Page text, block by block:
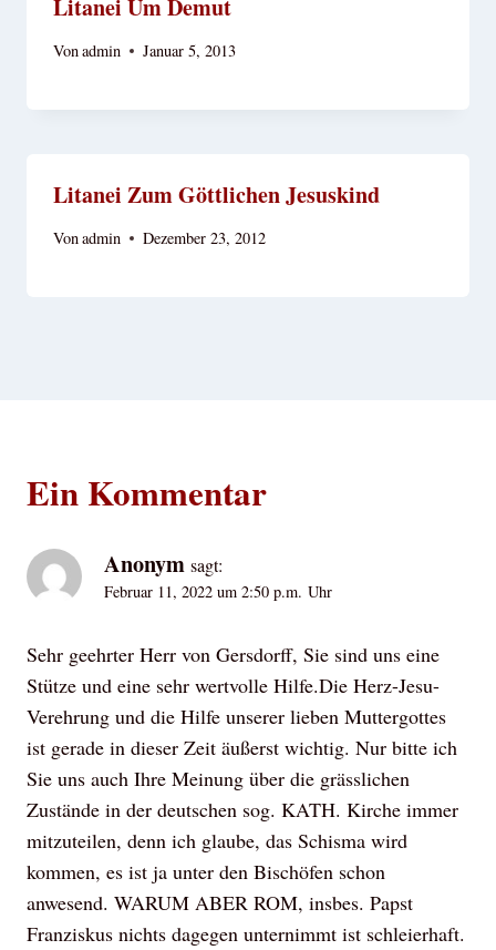
Litanei Um Demut
Vonadmin Januar 5, 2013
Litanei Zum Göttlichen Jesuskind
Vonadmin Dezember 23, 2012
Ein Kommentar
Anonym sagt:
Februar 11, 2022 um 2:50 p.m. Uhr
Sehr geehrter Herr von Gersdorff, Sie sind uns eine
Stütze und eine sehr wertvolle Hilfe.Die Herz-Jesu-
Verehrung und die Hilfe unserer lieben Muttergottes
ist gerade in dieser Zeit äußerst wichtig. Nur bitte ich
Sie uns auch Ihre Meinung über die grässlichen
Zustände in der deutschen sog. KATH. Kirche immer
mitzuteilen, denn ich glaube, das Schisma wird
kommen, es ist ja unter den Bischöfen schon
anwesend. WARUM ABER ROM, insbes. Papst
Franziskus nichts dagegen unternimmt ist schleierhaft.